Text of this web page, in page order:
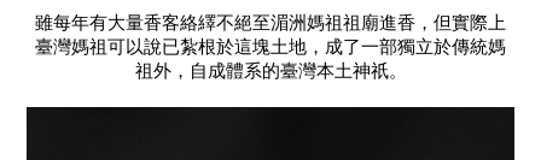
雖每年有大量香客絡繹不絕至湄洲媽祖祖廟進香，但實際上
臺灣媽祖可以說已紮根於這塊土地，成了一部獨立於傳統媽
祖外，自成體系的臺灣本土神祇。